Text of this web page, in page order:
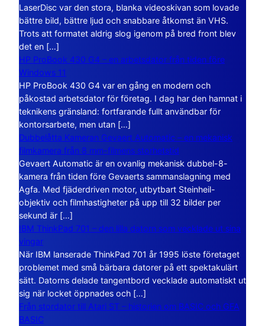
LaserDisc var den stora, blanka videoskivan som lovade
bättre bild, bättre ljud och snabbare åtkomst än VHS.
Trots att formatet aldrig slog igenom på bred front blev
det en […]
HP ProBook 430 G4 – en arbetsdator från tiden före
Windows 11
HP ProBook 430 G4 var en gång en modern och
påkostad arbetsdator för företag. I dag har den hamnat i
teknikens gränsland: fortfarande fullt användbar för
kontorsarbete, men utan […]
Dubbelåtta Kameran Gevaert Automatic – en mekanisk
filmkamera från 8 mm-filmens storhetstid
Gevaert Automatic är en ovanlig mekanisk dubbel-8-
kamera från tiden före Gevaerts sammanslagning med
Agfa. Med fjäderdriven motor, utbytbart Steinheil-
objektiv och filmhastigheter på upp till 32 bilder per
sekund är […]
IBM ThinkPad 701 – den lilla datorn som vecklade ut sina
vingar
När IBM lanserade ThinkPad 701 år 1995 löste företaget
problemet med små bärbara datorer på ett spektakulärt
sätt. Datorns delade tangentbord vecklade automatiskt ut
sig när locket öppnades och […]
Från stordator till Atari ST – historien om BASIC och GFA
BASIC